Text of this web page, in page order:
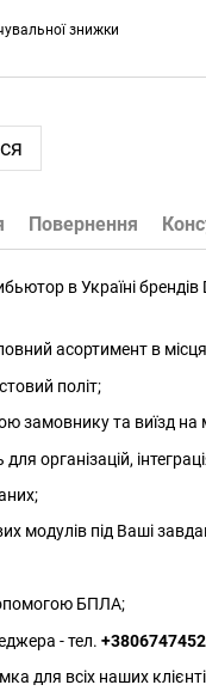
знижки
Повернення
в Україні
асортимент в
політ;
замовнику та виїзд на
організацій,
модулів під Ваші
БПЛА;
- тел.
для всіх наших